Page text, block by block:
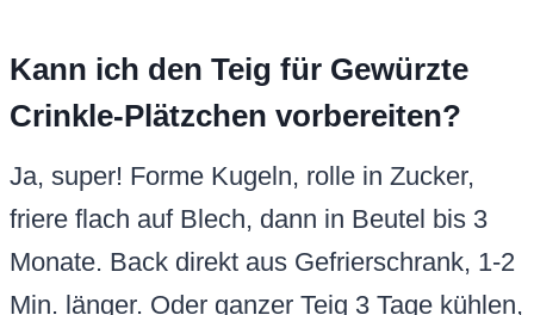
Kann ich den Teig für Gewürzte
Crinkle-Plätzchen vorbereiten?
Ja, super! Forme Kugeln, rolle in Zucker,
friere flach auf Blech, dann in Beutel bis 3
Monate. Back direkt aus Gefrierschrank, 1-2
Min. länger. Oder ganzer Teig 3 Tage kühlen,